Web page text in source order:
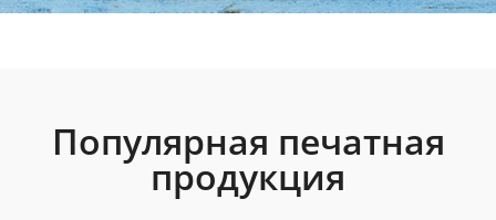
Популярная печатная
продукция